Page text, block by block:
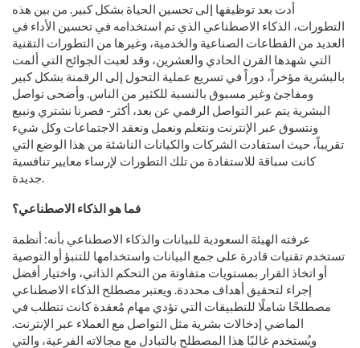
أدت بعد توظيفها إلى تحسين الحياة بشكل كبير. من بين هذه
التطورات، الذكاء الاصطناعي الذي تم استخدامه في تحسين الأداء في
العديد من القطاعات الصناعية والخدمية، وغيرها من التطورات التقنية
التي شهدها القرن الحادي والعشرين، وقد لعبت الجوائح التي ألمت
بالبشرية مؤخراً، دوراً في تسريع عملية التحول إلى الرقمنة بشكل كبير
ومفاجئ وغير مسبوق بالنسبة للكثير من الناس. وأضحى تواصل
البشرية يتم عبر التواصل الرقمي عن بعد، أكثر- فصرنا نشتري ونبيع
ونتسوق عبر الإنترنت ونتعلم ونعمل ونعقد الاجتماعات وكل شيء
تقريباً، حيث استفادت الشركات والكيانات الناشئة من هذا الوضع التي
كانت سباقة للاستفادة من تلك التطورات لإرساء معايير تنافسية
جديدة.
فما هو الذكاء الاصطناعي؟
عرفته الهيئة السعودية للبيانات والذكاء الاصطناعي بأنه: أنظمة
تستخدم تقنيات قادرة على جمع البيانات واستخدامها للتنبؤ أو التوصية
أو اتخاذ القرار بمستويات متفاوتة من التحكم الذاتي، واختيار أفضل
إجراء لتحقيق أهداف محددة. ويعتبر مصطلح الذكاء الاصطناعي
مصطلحًا شاملًا للتطبيقات التي تؤدي مهام مُعقدة كانت تتطلب في
الماضي إدخالات بشرية مثل التواصل مع العملاء عبر الإنترنت.
ويُستخدم غالبًا هذا المصطلح بالتبادل مع مجالاته الفرعية، والتي